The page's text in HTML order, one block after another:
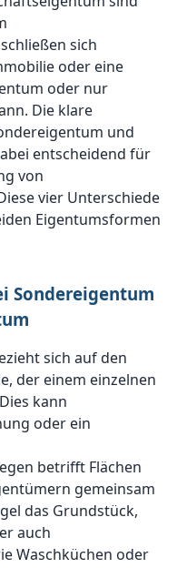
sich
oder eine
oder nur
Die klare
und
entscheidend für
von
vier Unterschiede
Eigentumsformen
Sondereigentum
sich auf den
der einem einzelnen
kann
oder ein
betrifft Flächen
gemeinsam
das Grundstück,
auch
Waschküchen oder